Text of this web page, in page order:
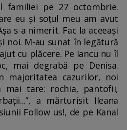
familiei pe 27 octombrie.
eu și soțul meu am avut
s-a nimerit. Fac la aceeași
noi. M-au sunat în legătură
cu plăcere. Pe Iancu nu îl
mai degrabă pe Denisa.
majoritatea cazurilor, noi
mai tare: rochia, pantofii,
a mărturisit Ileana
Follow us!, de pe Kanal